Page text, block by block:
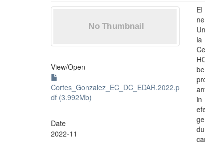
View/Open
Cortes_Gonzalez_EC_DC_EDAR.2022.p
df (3.992Mb)
Date
2022-11
la
in